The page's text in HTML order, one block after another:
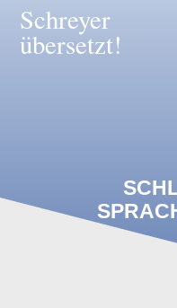
Schreyer
übersetzt!